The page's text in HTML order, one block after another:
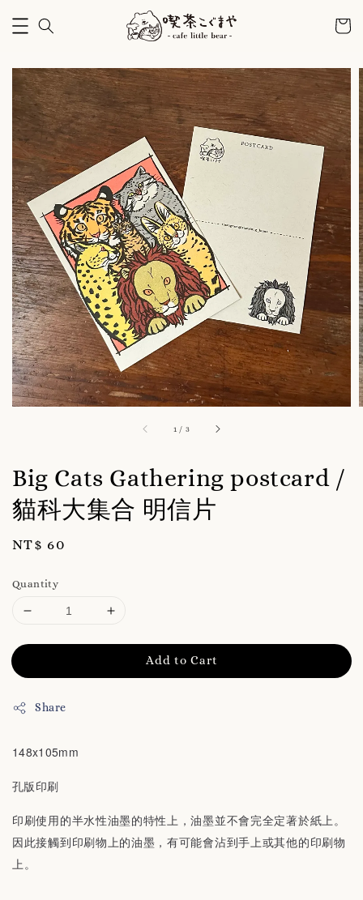
1 / 3
Big Cats Gathering postcard /
貓科大集合 明信片
Regular
NT$ 60
Quantity
Add to Cart
Share
148x105mm
孔版印刷
印刷使用的半水性油墨的特性上，油墨並不會完全定著於紙上。
因此接觸到印刷物上的油墨，有可能會沾到手上或其他的印刷物
上。